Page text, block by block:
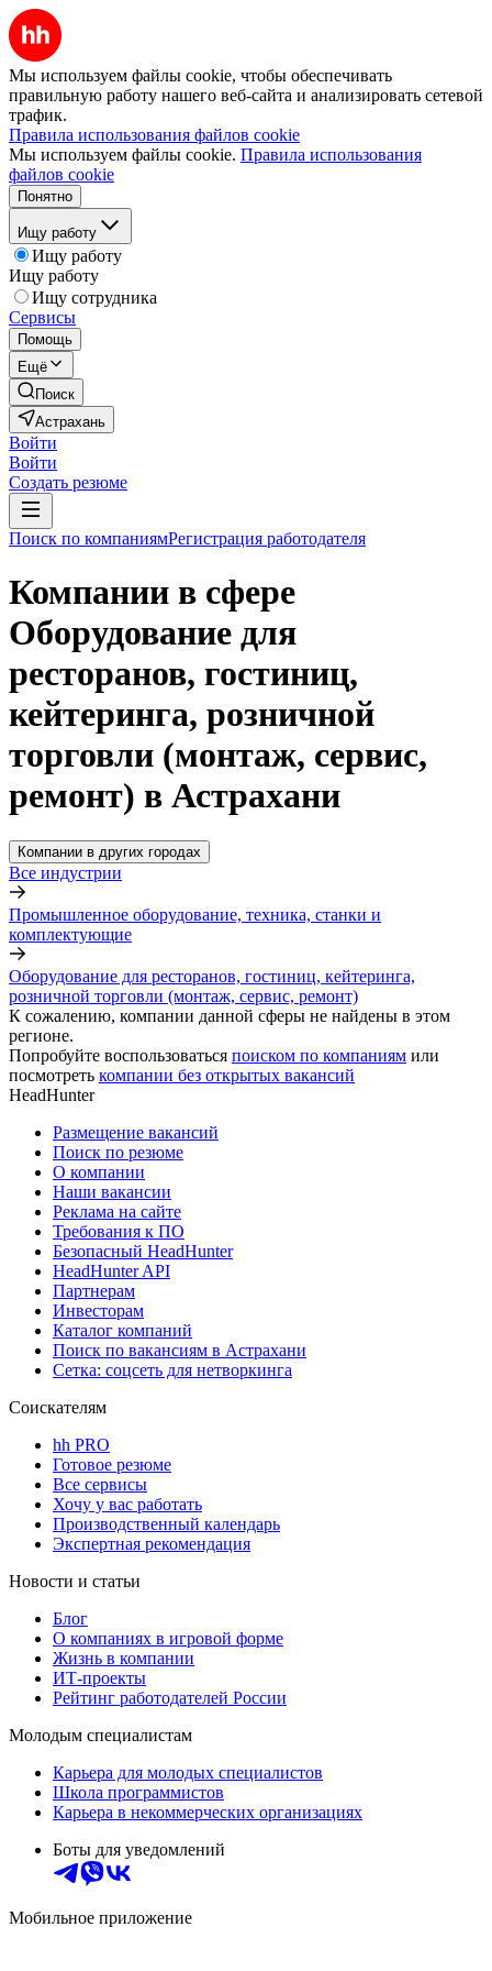
Мы используем файлы cookie, чтобы обеспечивать
правильную работу нашего веб-сайта и анализировать сетевой
трафик.
Правила использования файлов cookie
Мы используем файлы cookie. Правила использования
файлов cookie
Понятно
Ищу работу
Ищу работу
Ищу работу
Ищу сотрудника
Сервисы
Помощь
Ещё
Поиск
Астрахань
Войти
Войти
Создать резюме
Поиск по компаниямРегистрация работодателя
Компании в сфере
Оборудование для
ресторанов, гостиниц,
кейтеринга, розничной
торговли (монтаж, сервис,
ремонт) в Астрахани
Компании в других городах
Все индустрии
Промышленное оборудование, техника, станки и
комплектующие
Оборудование для ресторанов, гостиниц, кейтеринга,
розничной торговли (монтаж, сервис, ремонт)
К сожалению, компании данной сферы не найдены в этом
регионе.
Попробуйте воспользоваться поиском по компаниям или
посмотреть компании без открытых вакансий
HeadHunter
Размещение вакансий
Поиск по резюме
О компании
Наши вакансии
Реклама на сайте
Требования к ПО
Безопасный HeadHunter
HeadHunter API
Партнерам
Инвесторам
Каталог компаний
Поиск по вакансиям в Астрахани
Сетка: соцсеть для нетворкинга
Соискателям
hh PRO
Готовое резюме
Все сервисы
Хочу у вас работать
Производственный календарь
Экспертная рекомендация
Новости и статьи
Блог
О компаниях в игровой форме
Жизнь в компании
ИТ-проекты
Рейтинг работодателей России
Молодым специалистам
Карьера для молодых специалистов
Школа программистов
Карьера в некоммерческих организациях
Боты для уведомлений
Мобильное приложение